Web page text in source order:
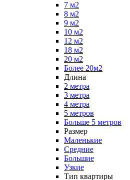
7 м2
8 м2
9 м2
10 м2
12 м2
18 м2
20 м2
Более 20м2
Длина
2 метра
3 метра
4 метра
5 метров
Больше 5 метров
Размер
Маленькие
Средние
Большие
Узкие
Тип квартиры